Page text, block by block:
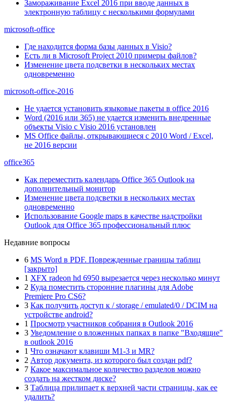
Замораживание Excel 2016 при вводе данных в
электронную таблицу с несколькими формулами
microsoft-office
Где находится форма базы данных в Visio?
Есть ли в Microsoft Project 2010 примеры файлов?
Изменение цвета подсветки в нескольких местах
одновременно
microsoft-office-2016
Не удается установить языковые пакеты в office 2016
Word (2016 или 365) не удается изменить внедренные
объекты Visio с Visio 2016 установлен
MS Office файлы, открывающиеся с 2010 Word / Excel,
не 2016 версии
office365
Как переместить календарь Office 365 Outlook на
дополнительный монитор
Изменение цвета подсветки в нескольких местах
одновременно
Использование Google maps в качестве надстройки
Outlook для Office 365 профессиональный плюс
Недавние вопросы
6 MS Word в PDF. Поврежденные границы таблиц
[закрыто]
1 XFX radeon hd 6950 вырезается через несколько минут
2 Куда поместить сторонние плагины для Adobe
Premiere Pro CS6?
3 Как получить доступ к / storage / emulated/0 / DCIM на
устройстве android?
1 Просмотр участников собрания в Outlook 2016
3 Уведомление о вложенных папках в папке "Входящие"
в outlook 2016
1 Что означают клавиши M1-3 и MR?
2 Автор документа, из которого был создан pdf?
7 Какое максимальное количество разделов можно
создать на жестком диске?
3 Таблица прилипает к верхней части страницы, как ее
удалить?